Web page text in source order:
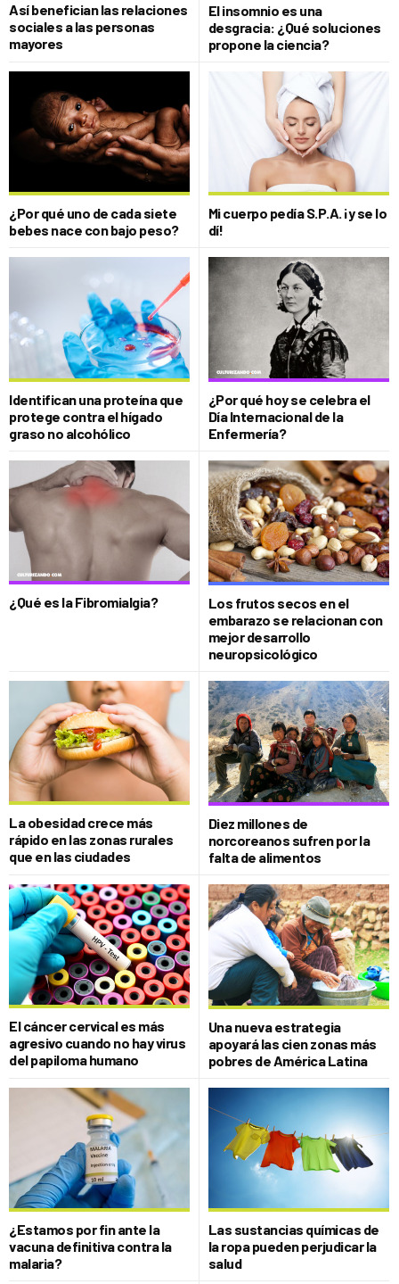
Así benefician las relaciones
sociales a las personas
mayores
El insomnio es una
desgracia: ¿Qué soluciones
propone la ciencia?
¿Por qué uno de cada siete
bebes nace con bajo peso?
Mi cuerpo pedía S.P.A. ¡y se lo
dí!
Identifican una proteína que
protege contra el hígado
graso no alcohólico
¿Por qué hoy se celebra el
Día Internacional de la
Enfermería?
¿Qué es la Fibromialgia?
Los frutos secos en el
embarazo se relacionan con
mejor desarrollo
neuropsicológico
La obesidad crece más
rápido en las zonas rurales
que en las ciudades
Diez millones de
norcoreanos sufren por la
falta de alimentos
El cáncer cervical es más
agresivo cuando no hay virus
del papiloma humano
Una nueva estrategia
apoyará las cien zonas más
pobres de América Latina
¿Estamos por fin ante la
vacuna definitiva contra la
malaria?
Las sustancias químicas de
la ropa pueden perjudicar la
salud